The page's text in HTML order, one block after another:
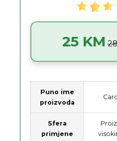
25 KM
Puno ime
proizvoda
Sfera
primjene